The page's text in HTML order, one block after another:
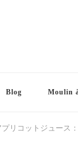
Blog Moulin
プリコットジュース